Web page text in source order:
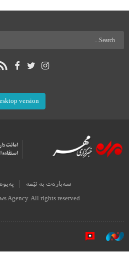
version
سەبارەت بە ئێمە
Agency. All rights reserved